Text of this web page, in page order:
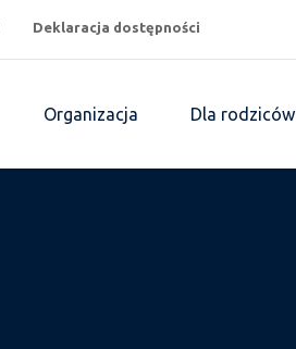
Deklaracja dostępności
Organizacja Dla rodziców